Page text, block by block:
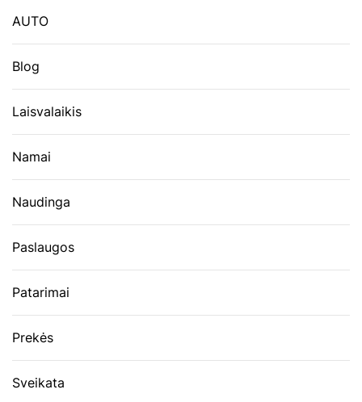
AUTO
Blog
Laisvalaikis
Namai
Naudinga
Paslaugos
Patarimai
Prekės
Sveikata